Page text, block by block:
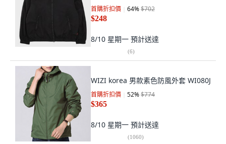
首購折扣價 64%$702
$248
8/10 星期一 預計送達
(6)
WIZI korea 男款素色防風外套 WI080J
首購折扣價 52%$774
$365
8/10 星期一 預計送達
(1060)